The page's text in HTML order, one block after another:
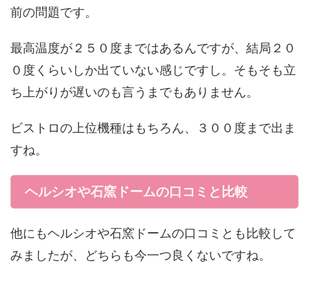
前の問題です。
最高温度が２５０度まではあるんですが、結局２０
０度くらいしか出ていない感じですし。そもそも立
ち上がりが遅いのも言うまでもありません。
ビストロの上位機種はもちろん、３００度まで出ま
すね。
ヘルシオや石窯ドームの口コミと比較
他にもヘルシオや石窯ドームの口コミとも比較して
みましたが、どちらも今一つ良くないですね。